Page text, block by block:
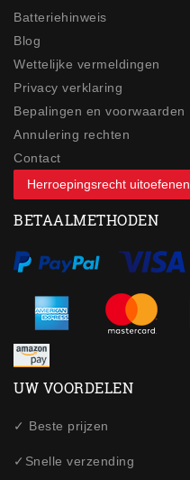
Batteriehinweis
Blog
Wettelijke vermeldingen
Privacy verklaring
Bepalingen en voorwaarden
Annulering rechten
Contact
Herroepingsrecht uitoefenen
BETAALMETHODEN
UW VOORDELEN
✓ Beste prijzen
✓Snelle verzending